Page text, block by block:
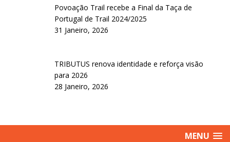
Povoação Trail recebe a Final da Taça de
Portugal de Trail 2024/2025
31 Janeiro, 2026
TRIBUTUS renova identidade e reforça visão
para 2026
28 Janeiro, 2026
MENU